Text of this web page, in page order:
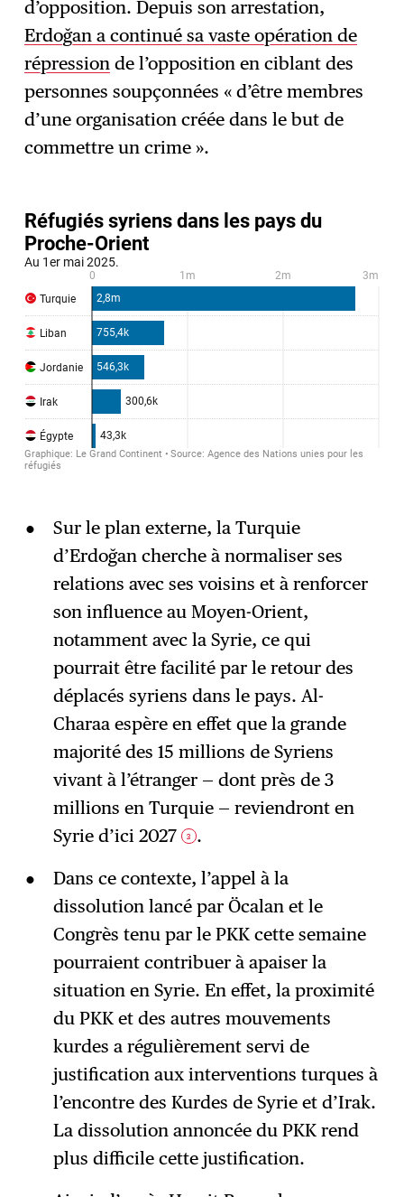
d’opposition. Depuis son arrestation,
Erdoğan a continué sa vaste opération de
répression de l’opposition en ciblant des
personnes soupçonnées « d’être membres
d’une organisation créée dans le but de
commettre un crime ».
Sur le plan externe, la Turquie
d’Erdoğan cherche à normaliser ses
relations avec ses voisins et à renforcer
son influence au Moyen-Orient,
notamment avec la Syrie, ce qui
pourrait être facilité par le retour des
déplacés syriens dans le pays. Al-
Charaa espère en effet que la grande
majorité des 15 millions de Syriens
vivant à l’étranger — dont près de 3
millions en Turquie — reviendront en
Syrie d’ici 2027
3 .
Dans ce contexte, l’appel à la
dissolution lancé par Öcalan et le
Congrès tenu par le PKK cette semaine
pourraient contribuer à apaiser la
situation en Syrie. En effet, la proximité
du PKK et des autres mouvements
kurdes a régulièrement servi de
justification aux interventions turques à
l’encontre des Kurdes de Syrie et d’Irak.
La dissolution annoncée du PKK rend
plus difficile cette justification.